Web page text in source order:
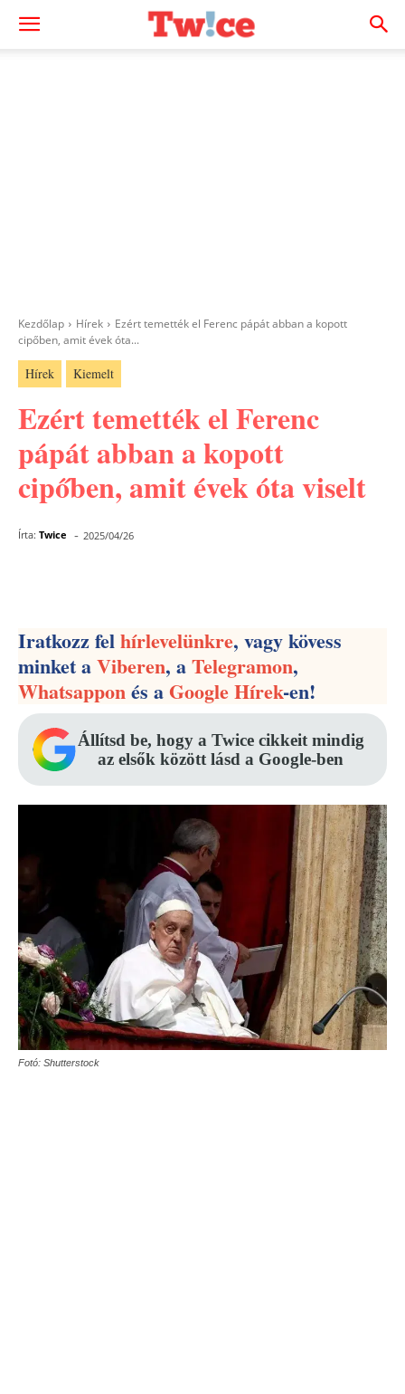
Kezdőlap Hírek
Ezért temették el Ferenc pápát abban a kopott
cipőben, amit évek óta...
Hírek Kiemelt
Ezért temették el Ferenc
pápát abban a kopott
cipőben, amit évek óta viselt
Írta: Twice - 2025/04/26
Iratkozz felhírlevelünkre, vagy kövess
minket aViberen, aTelegramon,
Whatsapponés aGoogle Hírek-en!
Állítsd be, hogy a Twice cikkeit mindig
az elsők között lásd a Google-ben
Fotó: Shutterstock